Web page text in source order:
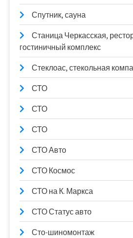
Спутник, сауна
Станица Черкасская,
гостиничный комплекс
Стеклоас, стекольная
СТО
СТО
СТО
СТО Авто
СТО Космос
СТО на К. Маркса
СТО Статус авто
Сто-шиномонтаж